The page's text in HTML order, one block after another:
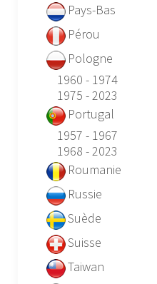
Pays-Bas
Pérou
Pologne
1960 - 1974
1975 - 2023
Portugal
1957 - 1967
1968 - 2023
Roumanie
Russie
Suède
Suisse
Taiwan